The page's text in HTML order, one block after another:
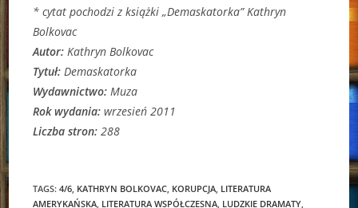
* cytat pochodzi z książki „Demaskatorka” Kathryn
Bolkovac
Autor: Kathryn Bolkovac
Tytuł: Demaskatorka
Wydawnictwo: Muza
Rok wydania:wrzesień 2011
Liczba stron:288
TAGS:4/6 KATHRYN BOLKOVAC KORUPCJA LITERATURA
AMERYKAŃSKA LITERATURA WSPÓŁCZESNA LUDZKIE DRAMATY